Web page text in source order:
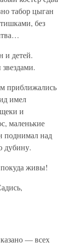
табор цыган
без
и детей.
приближались
имел
и
маленькие
поднимал над
дубину.
живы!
— всех